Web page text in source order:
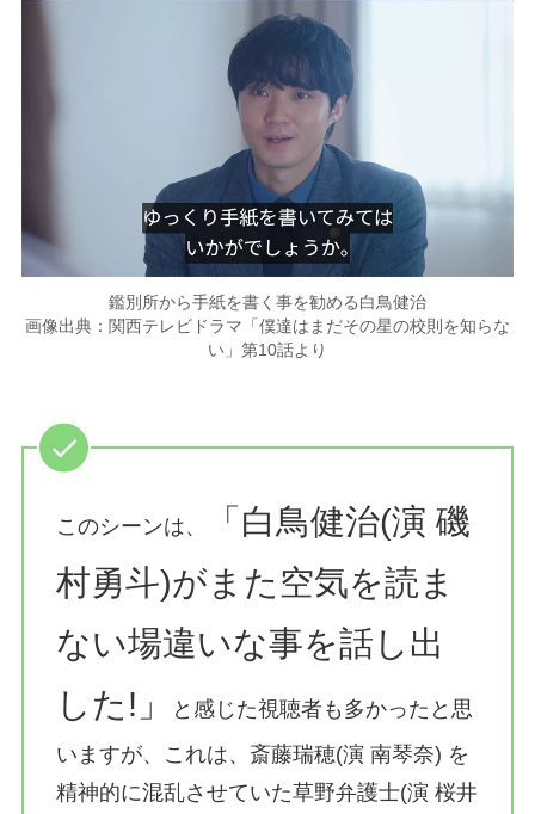
鑑別所から手紙を書く事を勧める白鳥健治
画像出典：関西テレビドラマ「僕達はまだその星の校則を知らな
い」第10話より
このシーンは、
「白鳥健治(演 磯
村勇斗)がまた空気を読ま
ない場違いな事を話し出
した!」
と感じた視聴者も多かったと思
いますが、これは、斎藤瑞穂(演 南琴奈) を
精神的に混乱させていた草野弁護士(演 桜井